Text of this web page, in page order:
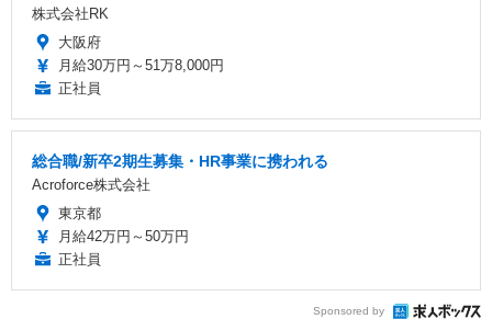
株式会社RK
大阪府
月給30万円～51万8,000円
正社員
総合職/新卒2期生募集・HR事業に携われる
Acroforce株式会社
東京都
月給42万円～50万円
正社員
Sponsored by